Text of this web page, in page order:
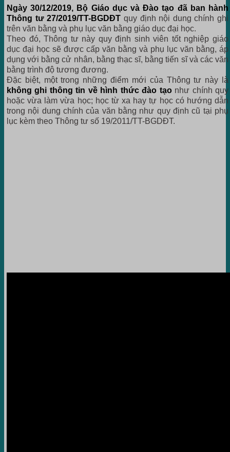
Ngày 30/12/2019, Bộ Giáo dục và Đào tạo đã ban hành
Thông tư 27/2019/TT-BGDĐT quy định nội dung chính ghi
trên văn bằng và phụ lục văn bằng giáo dục đại học.
Theo đó, Thông tư này quy định sinh viên tốt nghiệp giáo
dục đại học sẽ được cấp văn bằng và phụ lục văn bằng, áp
dụng với bằng cử nhân, bằng thạc sĩ, bằng tiến sĩ và các văn
bằng trình độ tương đương.
Đặc biệt, một trong những điểm mới của Thông tư này là
không ghi thông tin về hình thức đào tạonhư chính quy
hoặc vừa làm vừa học; học từ xa hay tự học có hướng dẫn
trong nội dung chính của văn bằng như quy định cũ tại phụ
lục kèm theo Thông tư số 19/2011/TT-BGDĐT.